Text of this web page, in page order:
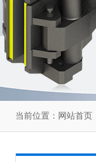
当前位置： 网站首页